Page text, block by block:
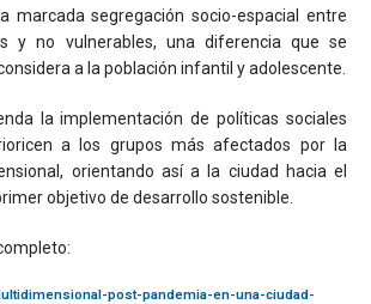
marcada segregación socio-espacial entre
y no vulnerables, una diferencia que se
a la población infantil y adolescente.
la implementación de políticas sociales
a los grupos más afectados por la
orientando así a la ciudad hacia el
objetivo de desarrollo sostenible.
post-pandemia-en-una-ciudad-